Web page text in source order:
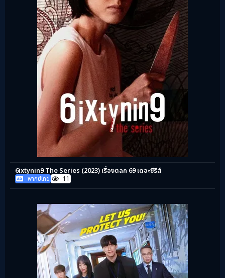
6ixtynin9 The Series (2023) เรื่องตลก 69 เดอะซีรีส์
พากย์ไทย 11